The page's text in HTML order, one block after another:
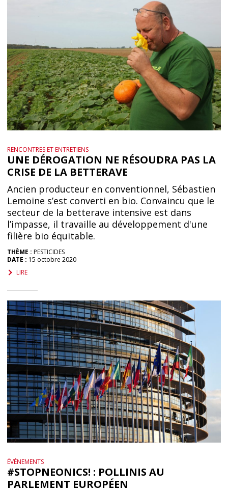
RENCONTRES ET ENTRETIENS
UNE DÉROGATION NE RÉSOUDRA PAS LA
CRISE DE LA BETTERAVE
Ancien producteur en conventionnel, Sébastien
Lemoine s’est converti en bio. Convaincu que le
secteur de la betterave intensive est dans
l’impasse, il travaille au développement d'une
filière bio équitable.
THÈME : PESTICIDES
DATE : 15 octobre 2020
LIRE
ÉVÉNEMENTS
#STOPNEONICS! : POLLINIS AU
PARLEMENT EUROPÉEN